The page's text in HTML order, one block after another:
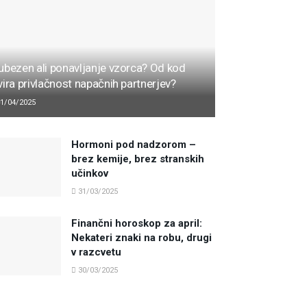
ali ponavljanje vzorca? Od kod
privlačnost napačnih partnerjev?
04/2025
Hormoni pod nadzorom –
brez kemije, brez stranskih
učinkov
31/03/2025
Finančni horoskop za april:
Nekateri znaki na robu, drugi
v razcvetu
30/03/2025